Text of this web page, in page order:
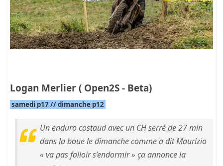
Logan Merlier ( Open2S - Beta)
samedi p17 // dimanche p12
Un enduro costaud avec un CH serré de 27 min
dans la boue le dimanche comme a dit Maurizio
« va pas falloir s’endormir » ça annonce la